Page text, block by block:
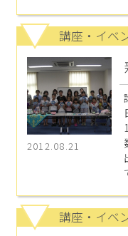
講座・イベ
2012.08.21
講座・イベ